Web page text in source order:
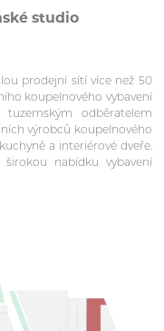
studio
prodejní sítí více než 50
koupelnového vybavení
odběratelem
výrobců koupelnového
a interiérové dveře.
nabídku vybavení